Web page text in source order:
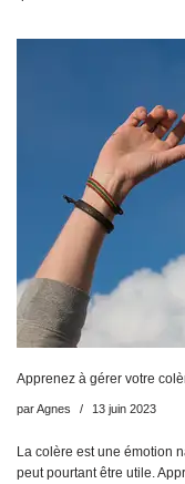
Apprenez à gérer votre
parAgnes 13 juin 2023
La colère est une émotion
peut pourtant être utile.